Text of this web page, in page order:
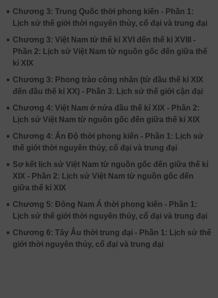
• Chương 3: Trung Quốc thời phong kiến - Phần 1:
Lịch sử thế giới thời nguyên thủy, cổ đại và trung đại
• Chương 3: Việt Nam từ thế kỉ XVI đến thế kỉ XVIII -
Phần 2: Lịch sử Việt Nam từ nguồn gốc đến giữa thế
kỉ XIX
• Chương 3: Phong trào công nhân (từ đầu thế kỉ XIX
đến đầu thế kỉ XX) - Phần 3: Lịch sử thế giới cận đại
• Chương 4: Việt Nam ở nửa đầu thế kỉ XIX - Phần 2:
Lịch sử Việt Nam từ nguồn gốc đến giữa thế kỉ XIX
• Chương 4: Ấn Độ thời phong kiến - Phần 1: Lịch sử
thế giới thời nguyên thủy, cổ đại và trung đại
• Sơ kết lịch sử Việt Nam từ nguồn gốc đến giữa thế kỉ
XIX - Phần 2: Lịch sử Việt Nam từ nguồn gốc đến
giữa thế kỉ XIX
• Chương 5: Đông Nam Á thời phong kiến - Phần 1:
Lịch sử thế giới thời nguyên thủy, cổ đại và trung đại
• Chương 6: Tây Âu thời trung đại - Phần 1: Lịch sử thế
giới thời nguyên thủy, cổ đại và trung đại